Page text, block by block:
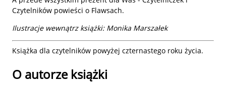
Czytelników powieści o Flawsach.
Ilustracje wewnątrz książki: Monika Marszałek
Książka dla czytelników powyżej czternastego roku życia.
O autorze książki